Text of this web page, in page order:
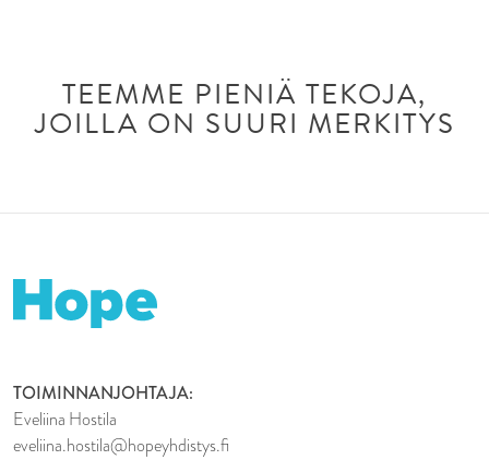
TEEMME PIENIÄ TEKOJA,
JOILLA ON SUURI MERKITYS
TOIMINNANJOHTAJA:
Eveliina Hostila
eveliina.hostila@hopeyhdistys.fi